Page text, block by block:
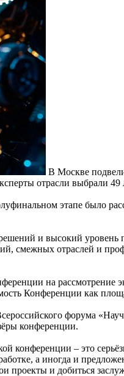
В Москве
отрасли выбрали
этапе было
и высокий
смежных отраслей и
на
Конференции как
форума
конференции.
конференции – это
а иногда и
проекты и добиться